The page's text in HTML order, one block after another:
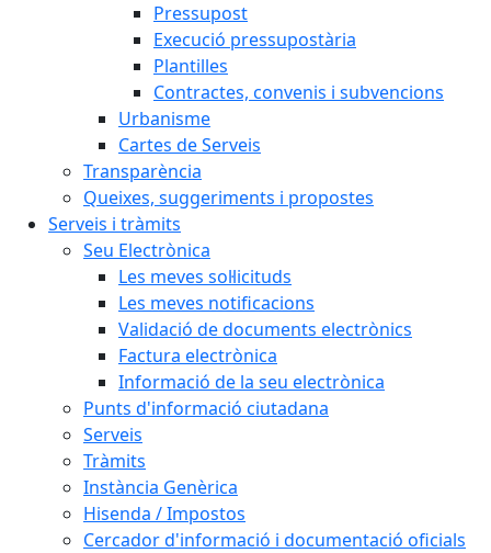
Pressupost
Execució pressupostària
Plantilles
Contractes, convenis i subvencions
Urbanisme
Cartes de Serveis
Transparència
Queixes, suggeriments i propostes
Serveis i tràmits
Seu Electrònica
Les meves sol·licituds
Les meves notificacions
Validació de documents electrònics
Factura electrònica
Informació de la seu electrònica
Punts d'informació ciutadana
Serveis
Tràmits
Instància Genèrica
Hisenda / Impostos
Cercador d'informació i documentació oficials